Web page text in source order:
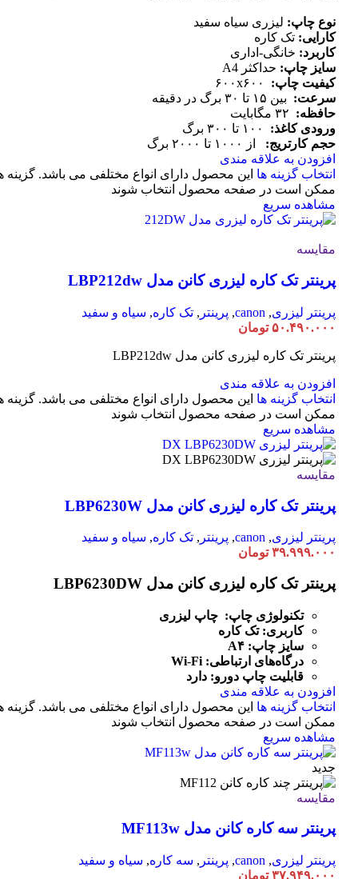
نوع چاپ: لیزری سیاه سفید
کارایی: تک کاره
کاربرد: خانگی-اداری
سایز چاپ: حداکثر A4
کیفیت چاپ:
۶۰۰x۶۰۰
سرعت: بین ۱۵ تا ۳۰ برگ در دقیقه
حافظه: ۳۲ مگابایت
ورودی کاغذ:
۱۰۰ تا ۳۰۰ برگ
حجم کارتریج:
از ۱۰۰۰ تا ۲۰۰۰ برگ
افزودن به علاقه مندی
انتخاب گزینه ها این محصول دارای انواع مختلفی می باشد. گزینه
ممکن است در صفحه محصول انتخاب شوند
مشاهده سریع
مقایسه
پرینتر تک کاره لیزری کانن مدل LBP212dw
پرینتر لیزری,
canon
, پرینتر , تک کاره, سیاه و سفید
۵۰.۴۹۰.۰۰۰ تومان
پرینتر تک کاره لیزری کانن مدل LBP212dw
افزودن به علاقه مندی
انتخاب گزینه ها این محصول دارای انواع مختلفی می باشد. گزینه
ممکن است در صفحه محصول انتخاب شوند
مشاهده سریع
مقایسه
پرینتر تک کاره لیزری کانن مدل LBP6230W
پرینتر لیزری,
canon
, پرینتر , تک کاره, سیاه و سفید
۳۹.۹۹۹.۰۰۰ تومان
پرینتر تک کاره لیزری کانن مدل LBP6230DW
تکنولوژی چاپ: چاپ لیزری
کاربری: تک کاره
سایز چاپ: A۴
درگاه‌های ارتباطی:
Wi-Fi
قابلیت چاپ دورو: دارد
افزودن به علاقه مندی
انتخاب گزینه ها این محصول دارای انواع مختلفی می باشد. گزینه
ممکن است در صفحه محصول انتخاب شوند
مشاهده سریع
جدید
مقایسه
پرینتر سه کاره کانن مدل MF113w
پرینتر لیزری,
canon
, پرینتر , سه کاره, سیاه و سفید
۳۷.۹۴۹.۰۰۰ تومان